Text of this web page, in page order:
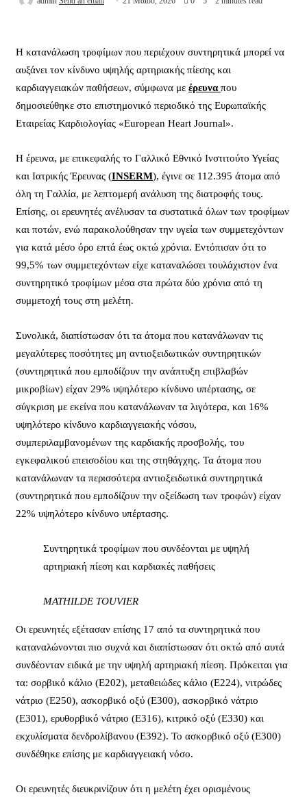
Η κατανάλωση τροφίμων που περιέχουν συντηρητικά μπορεί να
αυξάνει τον κίνδυνο υψηλής αρτηριακής πίεσης και
καρδιαγγειακών παθήσεων, σύμφωνα με έρευνα που
δημοσιεύθηκε στο επιστημονικό περιοδικό της Ευρωπαϊκής
Εταιρείας Καρδιολογίας «European Heart Journal».
Η έρευνα, με επικεφαλής το Γαλλικό Εθνικό Ινστιτούτο Υγείας
και Ιατρικής Έρευνας (INSERM), έγινε σε 112.395 άτομα από
όλη τη Γαλλία, με λεπτομερή ανάλυση της διατροφής τους.
Επίσης, οι ερευνητές ανέλυσαν τα συστατικά όλων των τροφίμων
και ποτών, ενώ παρακολούθησαν την υγεία των συμμετεχόντων
για κατά μέσο όρο επτά έως οκτώ χρόνια. Εντόπισαν ότι το
99,5% των συμμετεχόντων είχε καταναλώσει τουλάχιστον ένα
συντηρητικό τροφίμων μέσα στα πρώτα δύο χρόνια από τη
συμμετοχή τους στη μελέτη.
Συνολικά, διαπίστωσαν ότι τα άτομα που κατανάλωναν τις
μεγαλύτερες ποσότητες μη αντιοξειδωτικών συντηρητικών
(συντηρητικά που εμποδίζουν την ανάπτυξη επιβλαβών
μικροβίων) είχαν 29% υψηλότερο κίνδυνο υπέρτασης, σε
σύγκριση με εκείνα που κατανάλωναν τα λιγότερα, και 16%
υψηλότερο κίνδυνο καρδιαγγειακής νόσου,
συμπεριλαμβανομένων της καρδιακής προσβολής, του
εγκεφαλικού επεισοδίου και της στηθάγχης. Τα άτομα που
κατανάλωναν τα περισσότερα αντιοξειδωτικά συντηρητικά
(συντηρητικά που εμποδίζουν την οξείδωση των τροφών) είχαν
22% υψηλότερο κίνδυνο υπέρτασης.
Συντηρητικά τροφίμων που συνδέονται με υψηλή
αρτηριακή πίεση και καρδιακές παθήσεις
MATHILDE TOUVIER
Οι ερευνητές εξέτασαν επίσης 17 από τα συντηρητικά που
καταναλώνονται πιο συχνά και διαπίστωσαν ότι οκτώ από αυτά
συνδέονταν ειδικά με την υψηλή αρτηριακή πίεση. Πρόκειται για
τα: σορβικό κάλιο (E202), μεταθειώδες κάλιο (E224), νιτρώδες
νάτριο (E250), ασκορβικό οξύ (E300), ασκορβικό νάτριο
(E301), ερυθορβικό νάτριο (E316), κιτρικό οξύ (E330) και
εκχυλίσματα δενδρολίβανου (E392). Το ασκορβικό οξύ (E300)
συνδέθηκε επίσης με καρδιαγγειακή νόσο.
Οι ερευνητές διευκρινίζουν ότι η μελέτη έχει ορισμένους